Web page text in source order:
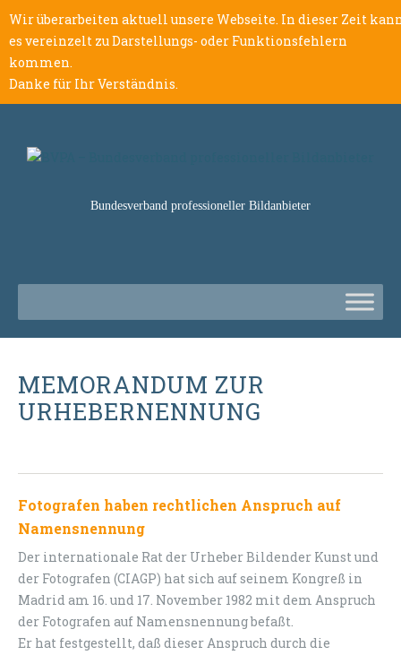
Wir überarbeiten aktuell unsere Webseite. In dieser Zeit
es vereinzelt zu Darstellungs- oder Funktionsfehlern
kommen.
Danke für Ihr Verständnis.
Bundesverband professioneller Bildanbieter
MEMORANDUM ZUR
URHEBERNENNUNG
Fotografen haben rechtlichen Anspruch auf
Namensnennung
Der internationale Rat der Urheber Bildender Kunst und
der Fotografen (CIAGP) hat sich auf seinem Kongreß in
Madrid am 16. und 17. November 1982 mit dem Anspruch
der Fotografen auf Namensnennung befaßt.
Er hat festgestellt, daß dieser Anspruch durch die